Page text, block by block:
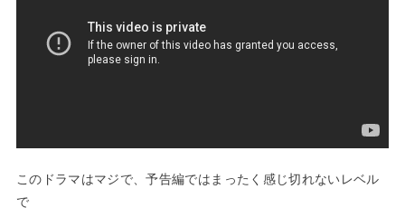
このドラマはマジで、予告編ではまったく感じ切れないレベル
で